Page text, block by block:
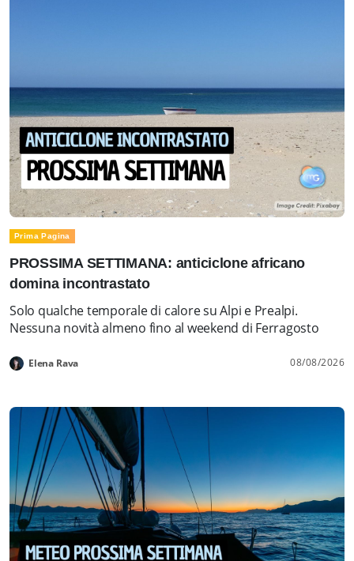
Prima Pagina
PROSSIMA SETTIMANA: anticiclone africano
domina incontrastato
Solo qualche temporale di calore su Alpi e Prealpi.
Nessuna novità almeno fino al weekend di Ferragosto
Elena Rava 08/08/2026